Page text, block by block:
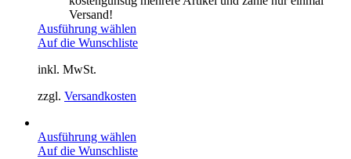
Versand!
Ausführung wählen
Auf die Wunschliste
inkl. MwSt.
zzgl. Versandkosten
Ausführung wählen
Auf die Wunschliste